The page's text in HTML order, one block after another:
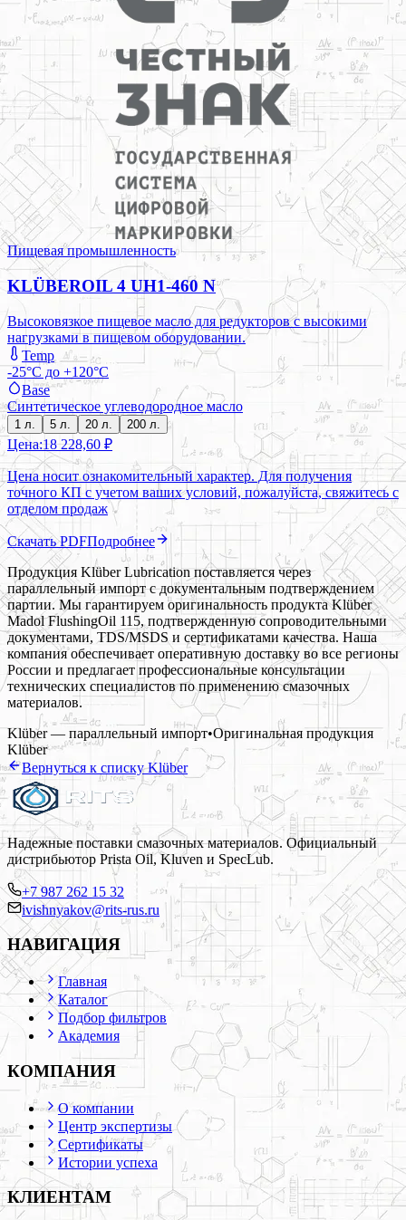
Пищевая промышленность
KLÜBEROIL 4 UH1-460 N
Высоковязкое пищевое масло для редукторов с высокими
нагрузками в пищевом оборудовании.
Temp
-25°C до +120°C
Base
Синтетическое углеводородное масло
1 л. 5 л. 20 л. 200 л.
Цена:18 228,60 ₽
Цена носит ознакомительный характер. Для получения
точного КП с учетом ваших условий, пожалуйста, свяжитесь с
отделом продаж
Скачать PDFПодробнее
Продукция Klüber Lubrication поставляется через
параллельный импорт с документальным подтверждением
партии. Мы гарантируем оригинальность продукта Klüber
Madol FlushingOil 115, подтвержденную сопроводительными
документами, TDS/MSDS и сертификатами качества. Наша
компания обеспечивает оперативную доставку во все регионы
России и предлагает профессиональные консультации
технических специалистов по применению смазочных
материалов.
Klüber — параллельный импорт•Оригинальная продукция
Klüber
Вернуться к спискуKlüber
Надежные поставки смазочных материалов. Официальный
дистрибьютор Prista Oil, Kluven и SpecLub.
+7 987 262 15 32
ivishnyakov@rits-rus.ru
НАВИГАЦИЯ
Главная
Каталог
Подбор фильтров
Академия
КОМПАНИЯ
О компании
Центр экспертизы
Сертификаты
Истории успеха
КЛИЕНТАМ